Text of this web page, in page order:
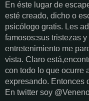
En éste lugar de
esté creado, dicho o
psicólogo gratis. Les
famosos:sus tristezas
entretenimiento me
vista. Claro
con todo lo que ocurre
expresando. Entonces
En twitter soy